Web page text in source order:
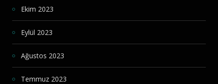
Ekim 2023
Eylül 2023
Ağustos 2023
Temmuz 2023